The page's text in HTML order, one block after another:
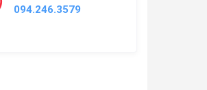
094.246.3579